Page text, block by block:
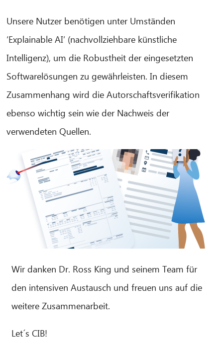
Unsere Nutzer benötigen unter Umständen
‘Explainable AI’ (nachvollziehbare künstliche
Intelligenz), um die Robustheit der eingesetzten
Softwarelösungen zu gewährleisten. In diesem
Zusammenhang wird die Autorschaftsverifikation
ebenso wichtig sein wie der Nachweis der
verwendeten Quellen.
Wir danken Dr. Ross King und seinem Team für
den intensiven Austausch und freuen uns auf die
weitere Zusammenarbeit.
Let´s CIB!